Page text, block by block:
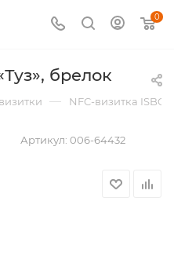
0
брелок
— NFC-визитка ISBC
Артикул: 006-64432